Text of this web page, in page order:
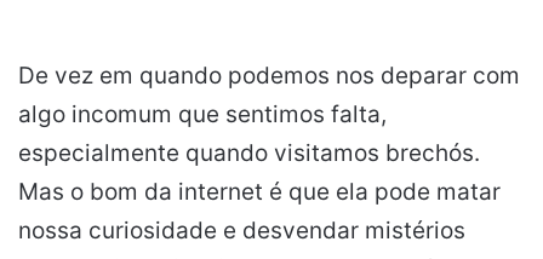
De vez em quando podemos nos deparar com
algo incomum que sentimos falta,
especialmente quando visitamos brechós.
Mas o bom da internet é que ela pode matar
nossa curiosidade e desvendar mistérios